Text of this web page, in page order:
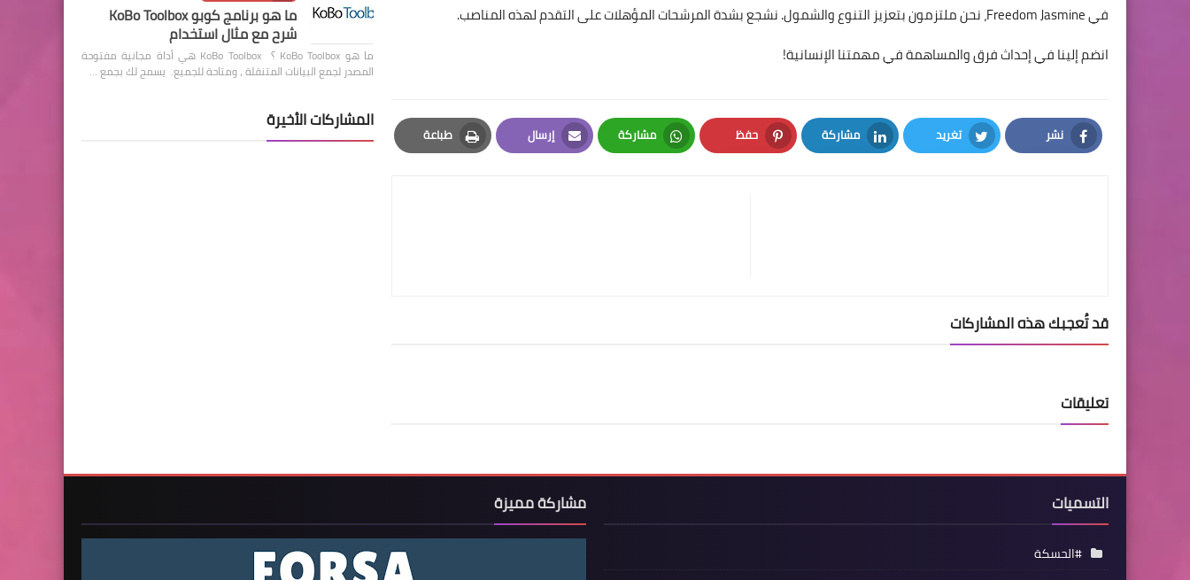
في Freedom Jasmine، نحن ملتزمون بتعزيز التنوع والشمول. نشجع بشدة المرشحات المؤهلات على التقدم لهذه المناصب.
انضم إلينا في إحداث فرق والمساهمة في مهمتنا الإنسانية!
نشر
Facebook
تغريد
Twitter
مشاركة
LinkedIn
حفظ
Pinterest
مشاركة
Whatsapp
إرسال
Email
طباعة
Print
قد تُعجبك هذه المشاركات
تعليقات
ما هو برنامج كوبو KoBo Toolbox
شرح مع مثال استخدام
ما هو KoBo Toolbox ؟ KoBo Toolbox هي أداة مجانية مفتوحة
المصدر لجمع البيانات المتنقلة ، ومتاحة للجميع. يسمح لك بجمع …
المشاركات الأخيرة
التسميات
#الحسكة
مشاركة مميزة